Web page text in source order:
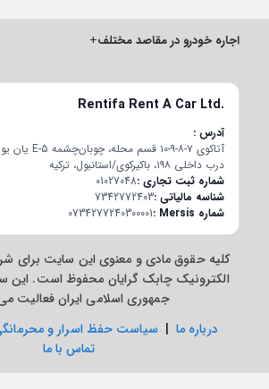
مقاصد مختلف+
Rentifa Rent A
آتاکوی ۷-۸-۹-۱۰ قسم محله، چوبان‌چشمه E-5 یان یول جاده، پلاک ۲۲/۱،
01027048
7342772403
0734277240300001
مادی و معنوی این سایت برای شرکت توسعه تجارت
چابک گرایان محفوظ است. این سایت تحت قوانین
جمهوری اسلامی ایران فعالیت می‌نماید.
سیاست حفظ اسرار و محرمانگی | شکایات |